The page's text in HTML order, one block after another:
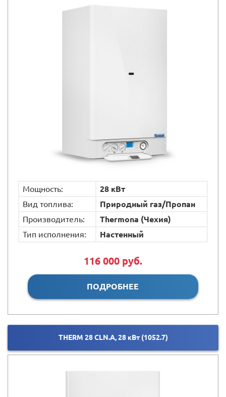
Мощность:
28 кВт
Вид топлива:
Природный газ/Пропан
Производитель:
Thermona (Чехия)
Тип исполнения:
Настенный
116 000 руб.
ПОДРОБНЕЕ
THERM 28 CLN.A, 28 кВт (1052.7)